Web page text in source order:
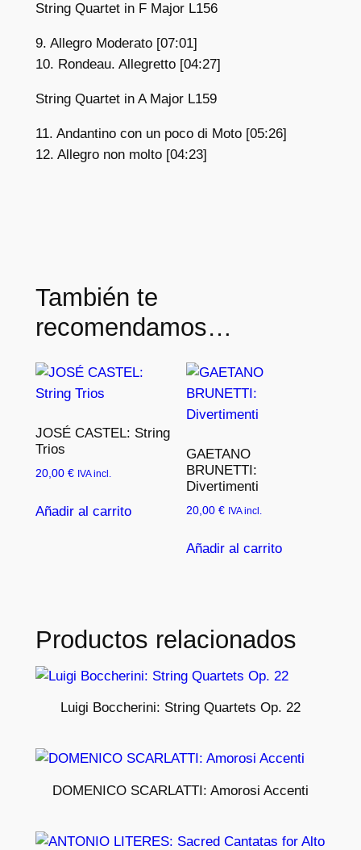
String Quartet in F Major L156
9. Allegro Moderato [07:01]
10. Rondeau. Allegretto [04:27]
String Quartet in A Major L159
11. Andantino con un poco di Moto [05:26]
12. Allegro non molto [04:23]
También te
recomendamos…
JOSÉ CASTEL: String
Trios
20,00 € IVA incl.
Añadir al carrito
GAETANO
BRUNETTI:
Divertimenti
20,00€ IVA incl.
Añadir al carrito
Productos relacionados
Luigi Boccherini: String Quartets Op. 22
DOMENICO SCARLATTI: Amorosi Accenti